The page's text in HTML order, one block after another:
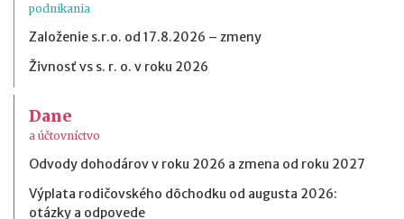
podnikania
Založenie s.r.o. od 17.8.2026 – zmeny
Živnosť vs s. r. o. v roku 2026
Dane
a účtovníctvo
Odvody dohodárov v roku 2026 a zmena od roku 2027
Výplata rodičovského dôchodku od augusta 2026:
otázky a odpovede